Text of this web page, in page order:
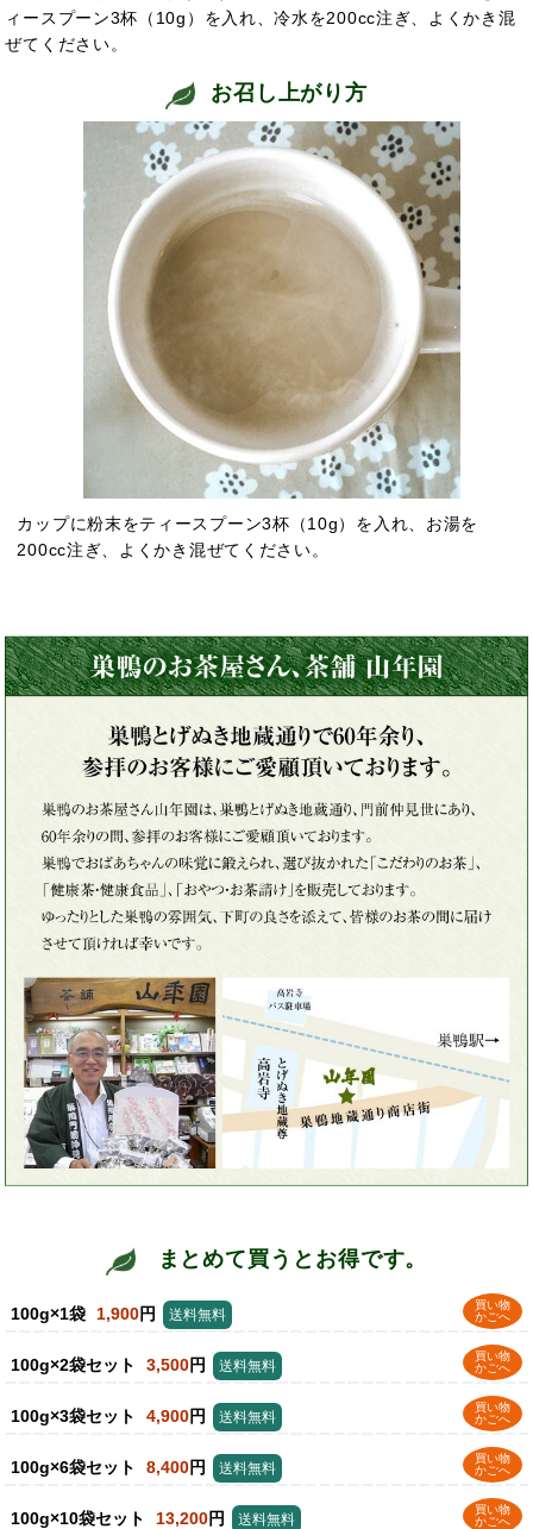
ィースプーン3杯（10g）を入れ、冷水を200cc注ぎ、よくかき混
ぜてください。
お召し上がり方
カップに粉末をティースプーン3杯（10g）を入れ、お湯を
200cc注ぎ、よくかき混ぜてください。
まとめて買うとお得です。
100g×1袋 1,900円
買い物
かごへ
送料無料
100g×2袋セット 3,500円
買い物
かごへ
送料無料
100g×3袋セット 4,900円
買い物
かごへ
送料無料
100g×6袋セット 8,400円
買い物
かごへ
送料無料
100g×10袋セット 13,200円
買い物
かごへ
送料無料